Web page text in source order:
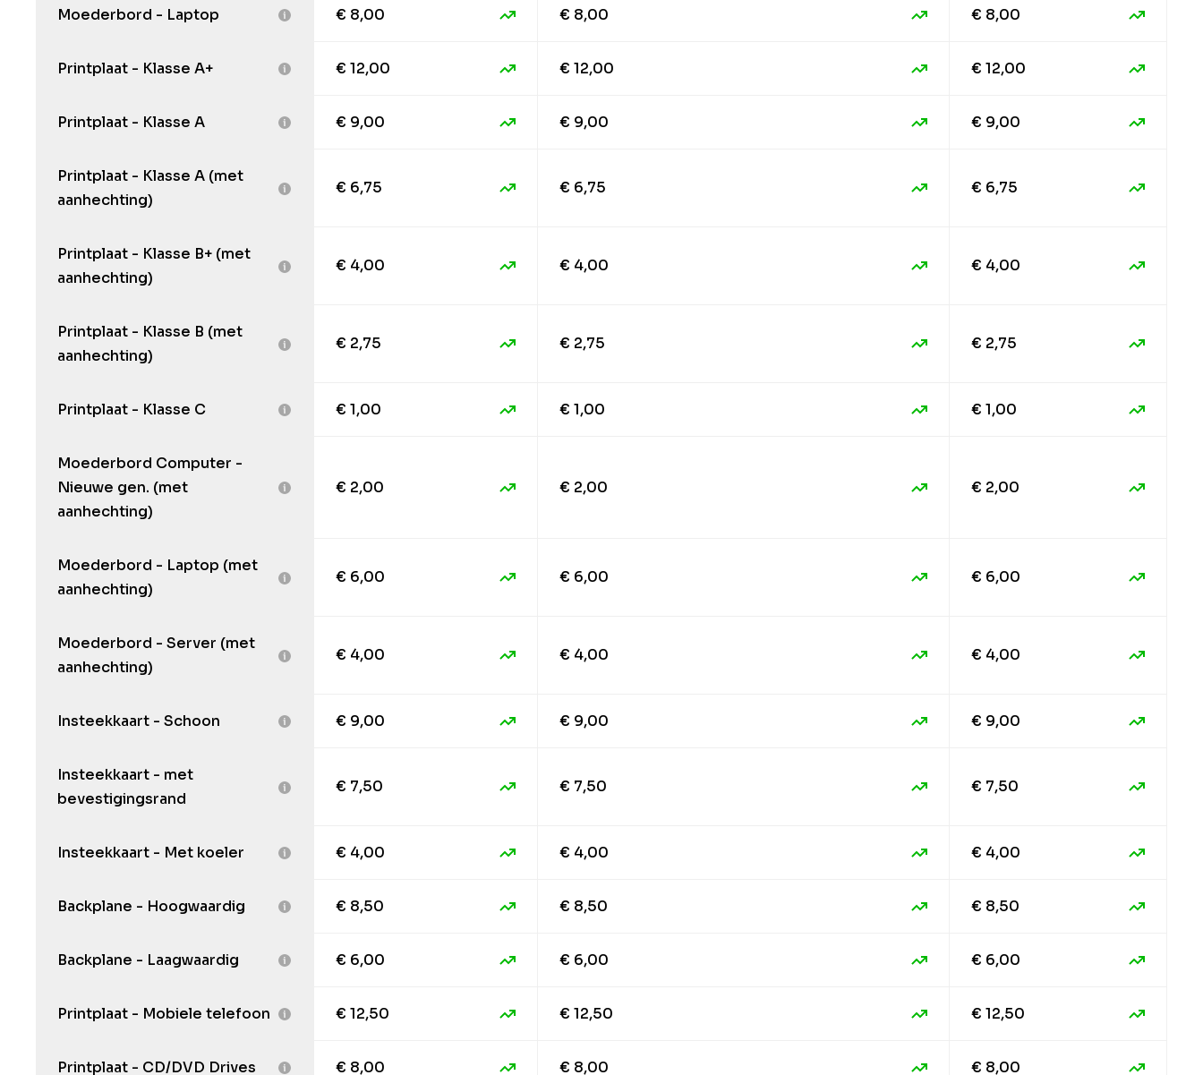
Moederbord - Laptop € 8,00 € 8,00 € 8,00
Printplaat - Klasse A+ € 12,00 € 12,00 € 12,00
Printplaat - Klasse A € 9,00 € 9,00 € 9,00
Printplaat - Klasse A (met
aanhechting)
€ 6,75 € 6,75 € 6,75
Printplaat - Klasse B+ (met
aanhechting)
€ 4,00 € 4,00 € 4,00
Printplaat - Klasse B (met
aanhechting)
€ 2,75 € 2,75 € 2,75
Printplaat - Klasse C € 1,00 € 1,00 € 1,00
Moederbord Computer -
Nieuwe gen. (met
aanhechting)
€ 2,00 € 2,00 € 2,00
Moederbord - Laptop (met
aanhechting)
€ 6,00 € 6,00 € 6,00
Moederbord - Server (met
aanhechting)
€ 4,00 € 4,00 € 4,00
Insteekkaart - Schoon € 9,00 € 9,00 € 9,00
Insteekkaart - met
bevestigingsrand
€ 7,50 € 7,50 € 7,50
Insteekkaart - Met koeler € 4,00 € 4,00 € 4,00
Backplane - Hoogwaardig € 8,50 € 8,50 € 8,50
Backplane - Laagwaardig € 6,00 € 6,00 € 6,00
Printplaat - Mobiele telefoon € 12,50 € 12,50 € 12,50
Printplaat - CD/DVD Drives € 8,00 € 8,00 € 8,00